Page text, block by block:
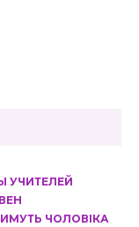
УЧИТЕЛЕЙ
ЧОЛОВІКА